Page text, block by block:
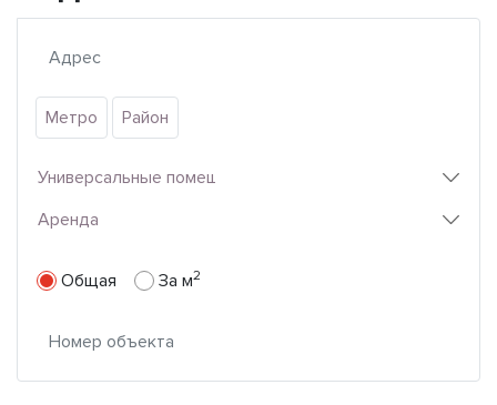
Метро Район
Универсальные помещения
Аренда
Общая За м2